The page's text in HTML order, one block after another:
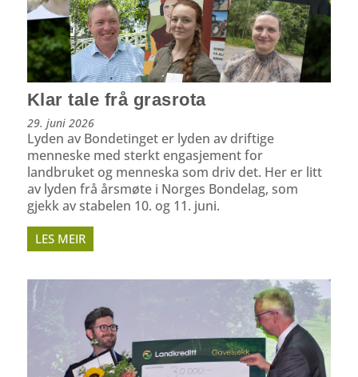
Klar tale frå grasrota
29. juni 2026
Lyden av Bondetinget er lyden av driftige
menneske med sterkt engasjement for
landbruket og menneska som driv det. Her er litt
av lyden frå årsmøte i Norges Bondelag, som
gjekk av stabelen 10. og 11. juni.
LES MEIR